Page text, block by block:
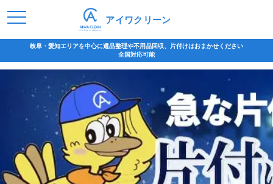
アイワクリーン